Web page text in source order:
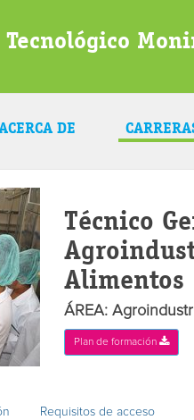
DE
Técnico
Alimentos
ÁREA:
Plan de formación
Requisitos de acceso